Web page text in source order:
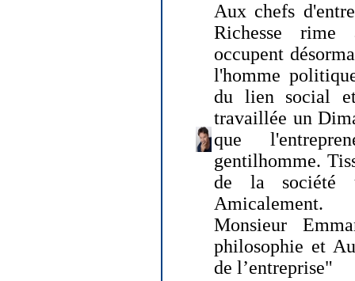
Aux chefs
Richesse rime
occupent
l'homme
du lien social
travaillée un
que
gentilhomme.
de la société
Amicalement.
Monsieur
philosophie et
de l’entreprise"